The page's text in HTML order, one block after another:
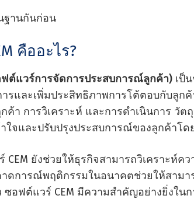
ฐานกันก่อน
คืออะไร?
ฟต์แวร์การจัดการประสบการณ์ลูกค้า) เป็
ารและเพิ่มประสิทธิภาพการโต้ตอบกับลูก
ค้า การวิเคราะห์ และการดําเนินการ วัต
ใจและปรับปรุงประสบการณ์ของลูกค้าโด
ยังช่วยให้ธุรกิจสามารถวิเคราะห์ค
ดการณ์พฤติกรรมในอนาคตช่วยให้สามา
อฟต์แวร์ CEM มีความสําคัญอย่างยิ่งใน